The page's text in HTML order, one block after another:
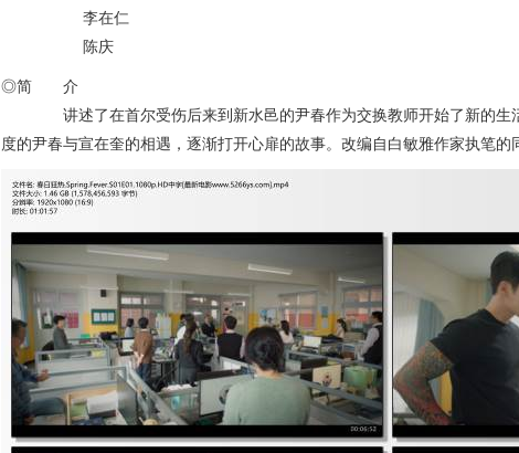
李在仁
陈庆
◎简 介
讲述了在首尔受伤后来到新水邑的尹春作为交换教师开始了新的生活
度的尹春与宣在奎的相遇，逐渐打开心扉的故事。改编自白敏雅作家执笔的